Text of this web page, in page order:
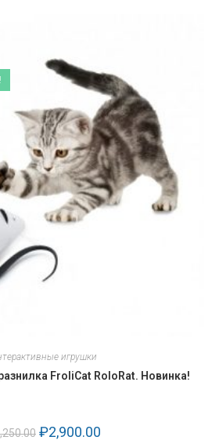
игрушки
FroliCat RoloRat. Новинка!
₽2,900.00